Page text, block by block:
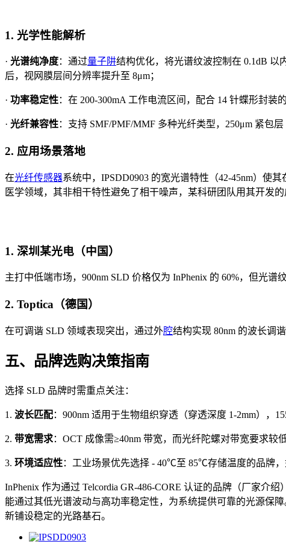
1. 光学性能解析
· 光谱纯净度：通过量子阱结构优化，将光谱纹波控制在 0.1dB 以
后，视网膜层间分辨率提升至 8μm；
· 功率稳定性：在 200-300mA 工作电流区间，配合 14 针蝶形封装
· 光纤兼容性：支持 SMF/PMF/MMF 多种光纤类型，250μm 紧包
2. 应用场景落地
在光纤传感器系统中，IPSDD0903 的宽光谱特性（42-45nm）使
医学领域，其非相干特性避免了相干噪声，某科研团队用其开发
1. 深圳某光电（中国）
主打中低端市场，900nm SLD 价格仅为 InPhenix 的 60%，但光谱
2. Toptica（德国）
在可调谐 SLD 领域表现突出，通过外腔结构实现 80nm 的波长调
五、品牌选购决策指南
选择 SLD 品牌时需重点关注：
1. 波长匹配：900nm 适用于生物组织穿透（穿透深度 1-2mm），
2. 带宽需求：OCT 成像需≥40nm 带宽，而光纤陀螺对带宽要求较低
3. 环境适应性：工业场景优先选择 - 40℃至 85℃存储温度的品牌，
InPhenix 作为通过 Telcordia GR-486-CORE 认证的品牌（厂家介
能通过其低光谱波动与高功率稳定性，为系统提供可靠的光源保
新铺设稳定的光路基石。